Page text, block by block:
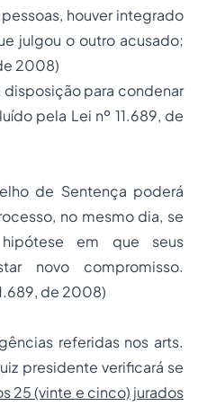
houver integrado
julgou o outro acusado;
2008)
disposição para condenar
pela Lei nº 11.689, de
de Sentença poderá
no mesmo dia, se
em que seus
novo compromisso.
de 2008)
referidas nos arts.
presidente verificará se
25 (vinte e cinco) jurados